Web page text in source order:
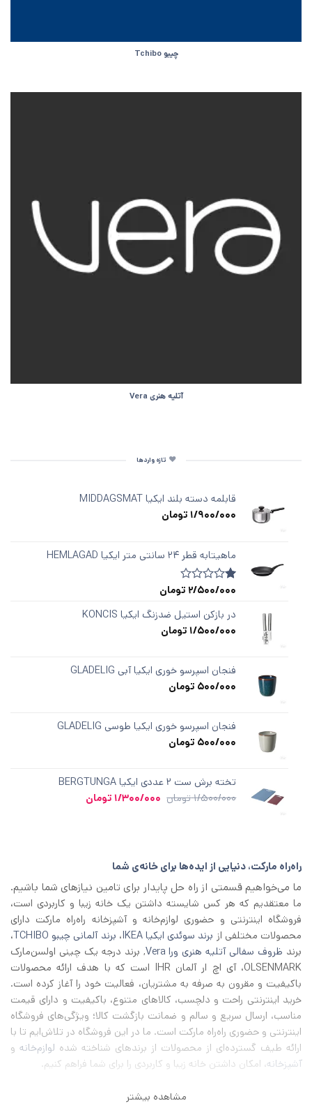
چیبو Tchibo
آتلیه هنری Vera
تازه واردها
قابلمه دسته‌ بلند ایکیا MIDDAGSMAT
1/900/000 تومان
ماهیتابه قطر ۲۴ سانتی متر ایکیا HEMLAGAD
امتیازدهی
از
در
1
2/500/000 تومان
در بازکن استیل ضدزنگ ایکیا KONCIS
1/500/000 تومان
فنجان اسپرسو خوری ایکیا آبی GLADELIG
500/000 تومان
فنجان اسپرسو خوری ایکیا طوسی GLADELIG
500/000 تومان
تخته برش ست ۲ عددی ایکیا BERGTUNGA
1/500/000 تومان قیمت
1/300/000 تومان
راه‌راه مارکت، دنیایی از ایده‌ها برای خانه‌ی شما
ما می‌خواهیم قسمتی از راه حل پایدار برای تامین نیازهای شما باشیم.
ما معتقدیم که هر کس شایسته داشتن یک خانه زیبا و کاربردی است،
فروشگاه اینترنتی و حضوری لوازم‌خانه و آشپزخانه راه‌راه مارکت دارای
محصولات مختلفی از برند سوئدی ایکیا IKEA ، برند آلمانی چیبو TCHIBO
،
برند ظروف سفالی آتلیه هنری ورا Vera
, برند درجه یک چینی اولسن‌مارک
OLSENMARK، آی اچ‌ ار آلمان IHR است که با هدف ارائه محصولات
باکیفیت و مقرون به صرفه به مشتریان، فعالیت خود را آغاز کرده است.
خرید اینترنتی راحت و دلچسب، کالاهای متنوع، باکیفیت و دارای قیمت
مناسب، ارسال سریع و سالم و ضمانت بازگشت کالا؛ ویژگی‌های فروشگاه
اینترنتی و حضوری راه‌راه مارکت است. ما در این فروشگاه در تلاش‌ایم تا با
ارائه طیف گسترده‌ای از محصولات از برند‌های شناخته شده لوازم‌خانه و
آشپزخانه، امکان داشتن خانه زیبا و کاربردی را برای شما فراهم کنیم.
مشاهده بیشتر